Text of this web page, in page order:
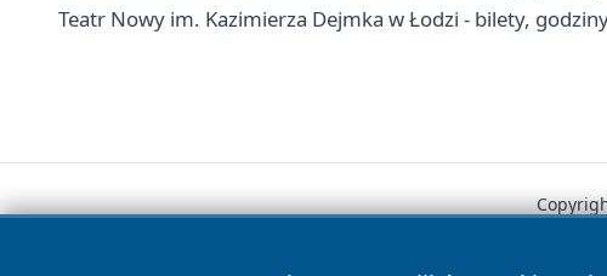
Teatr Nowy im. Kazimierza Dejmka w Łodzi - bilety,